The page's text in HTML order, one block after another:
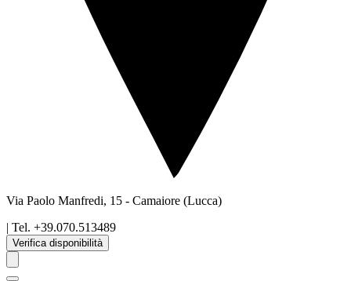
Via Paolo Manfredi, 15 - Camaiore (Lucca)
| Tel. +39.070.513489
Verifica disponibilità